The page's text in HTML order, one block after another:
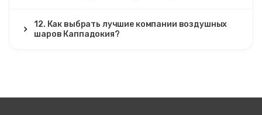
12. Как выбрать лучшие компании воздушных
шаров Каппадокия?